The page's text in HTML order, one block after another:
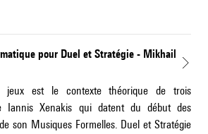
pour Duel et Stratégie - Mikhail
jeux est le contexte théorique de trois
Iannis Xenakis qui datent du début des
son Musiques Formelles. Duel et Stratégie